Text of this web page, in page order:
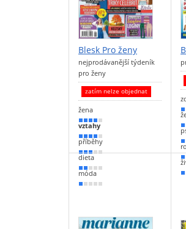
Blesk Pro ženy
nejprodávanější týdeník
pro ženy
zatím nelze objednat
žena
80 %
vztahy
70 %
příběhy
50 %
dieta
30 %
móda
20 %